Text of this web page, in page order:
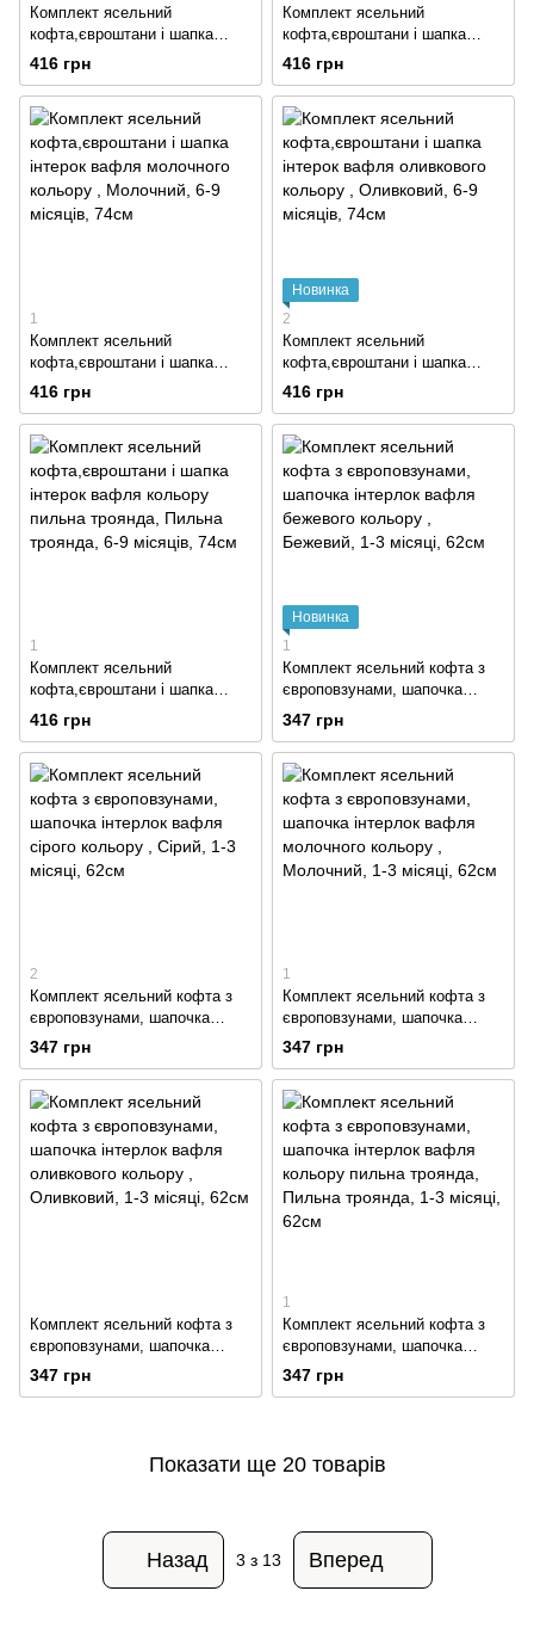
Комплект ясельний
кофта,євроштани і шапка
інтерок вафля бежевого
кольору
416 грн
Комплект ясельний
кофта,євроштани і шапка
інтерок вафля сірого кольору
416 грн
1
Комплект ясельний
кофта,євроштани і шапка
інтерок вафля молочного
кольору
416 грн
Новинка
2
Комплект ясельний
кофта,євроштани і шапка
інтерок вафля оливкового
кольору
416 грн
1
Комплект ясельний
кофта,євроштани і шапка
інтерок вафля кольору
пильна троянда
416 грн
Новинка
1
Комплект ясельний кофта з
європовзунами, шапочка
інтерлок вафля бежевого
кольору
347 грн
2
Комплект ясельний кофта з
європовзунами, шапочка
інтерлок вафля сірого
кольору
347 грн
1
Комплект ясельний кофта з
європовзунами, шапочка
інтерлок вафля молочного
кольору
347 грн
Комплект ясельний кофта з
європовзунами, шапочка
інтерлок вафля оливкового
кольору
347 грн
1
Комплект ясельний кофта з
європовзунами, шапочка
інтерлок вафля кольору
пильна троянда
347 грн
Показати ще 20 товарів
Назад 3 з 13 Вперед